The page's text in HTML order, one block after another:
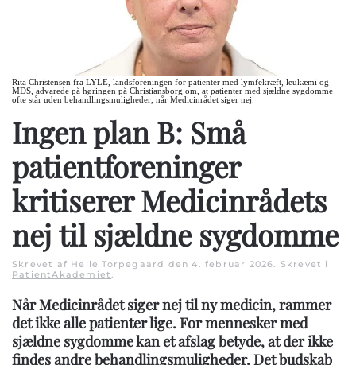
Rita Christensen fra LYLE, landsforeningen for patienter med lymfekræft, leukæmi og
MDS, advarede på høringen på Christiansborg om, at patienter med sjældne sygdomme
ofte står uden behandlingsmuligheder, når Medicinrådet siger nej.
Ingen plan B: Små
patientforeninger
kritiserer Medicinrådets
nej til sjældne sygdomme
Skrevet af Helle Torpegaard den4. februar 2026. Skrevet i
PatientAkademiet.
Når Medicinrådet siger nej til ny medicin, rammer
det ikke alle patienter lige. For mennesker med
sjældne sygdomme kan et afslag betyde, at der ikke
findes andre behandlingsmuligheder. Det budskab